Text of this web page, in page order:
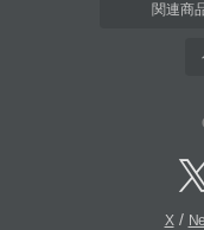
関連商
X/